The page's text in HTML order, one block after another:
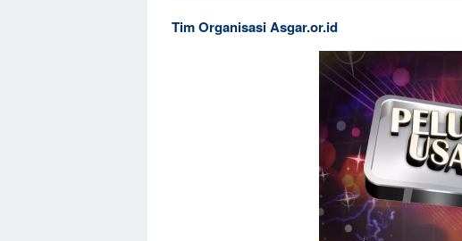
Tim Organisasi Asgar.or.id